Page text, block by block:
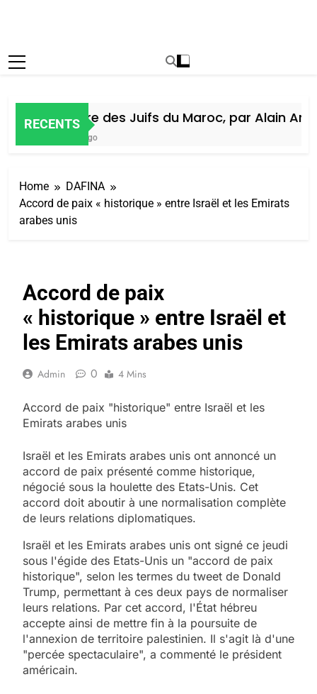
RECENTS
Histoire des Juifs du Maroc, par Alain Amiel
Home
DAFINA
Accord de paix « historique » entre Israël et les Emirats
arabes unis
Accord de paix
« historique » entre Israël et
les Emirats arabes unis
Admin 0 4 Mins
Accord de paix "historique" entre Israël et les
Emirats arabes unis
Israël et les Emirats arabes unis ont annoncé un
accord de paix présenté comme historique,
négocié sous la houlette des Etats-Unis. Cet
accord doit aboutir à une normalisation complète
de leurs relations diplomatiques.
Israël et les Emirats arabes unis ont signé ce jeudi
sous l'égide des Etats-Unis un "accord de paix
historique", selon les termes du tweet de Donald
Trump, permettant à ces deux pays de normaliser
leurs relations. Par cet accord, l'État hébreu
accepte ainsi de mettre fin à la poursuite de
l'annexion de territoire palestinien. Il s'agit là d'une
"percée spectaculaire", a commenté le président
américain.